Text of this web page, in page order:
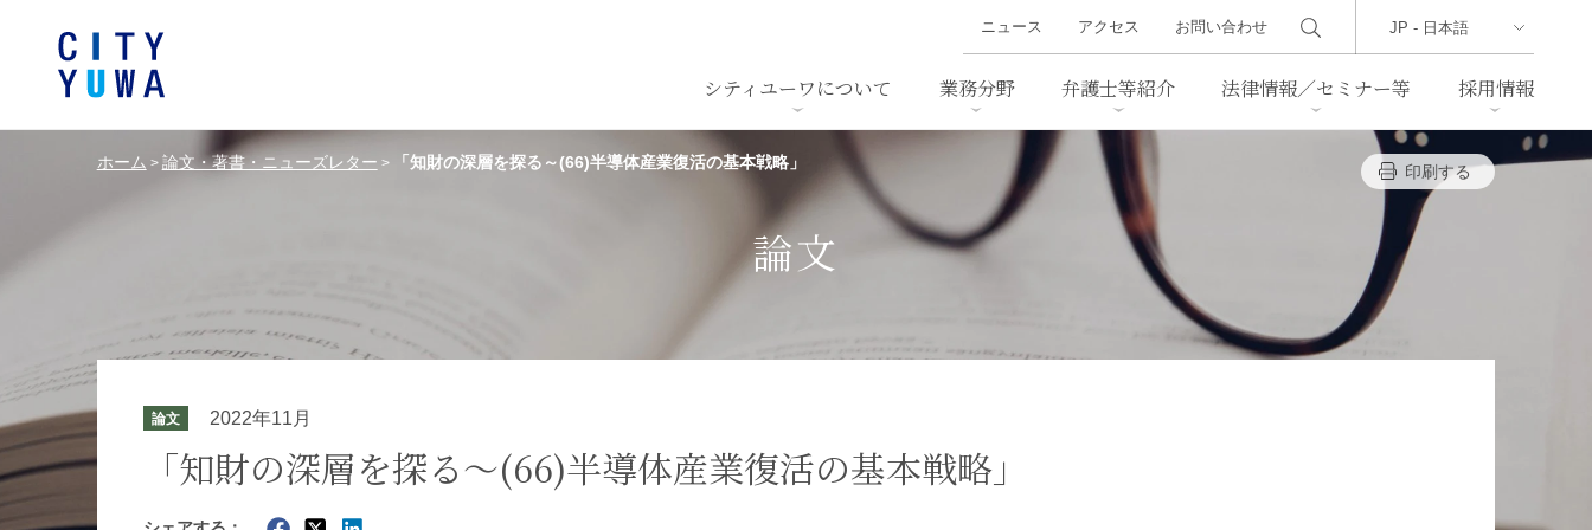
シティユーワについて
沿革 アクセス
業務分野
M&A 事業再生・倒産
通商法・経済安全保障
危機管理／コンプライアンス 中国法務
エネルギー・資源 ライフサイエンス・製薬 消費者向けサービス
弁護士等紹介 法律情報／セミナー等
セミナー/講演等 ニューズレター 判例紹介
法律用語集
採用情報
スタッフ採用
ニュース アクセス お問い合わせ
ホーム > 論文・著書・ニューズレター > 「知財の深層を探る～(66)半導体産業復活の基本戦略」 印刷する
論文
論文 2022年11月
「知財の深層を探る～(66)半導体産業復活の基本戦略」